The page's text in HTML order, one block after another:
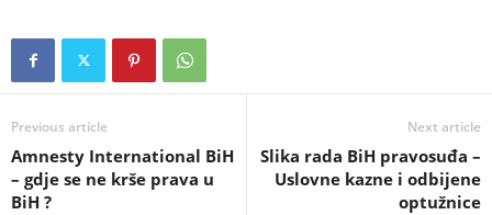
Previous article
Amnesty International BiH
– gdje se ne krše prava u
BiH ?
Next article
Slika rada BiH pravosuđa –
Uslovne kazne i odbijene
optužnice